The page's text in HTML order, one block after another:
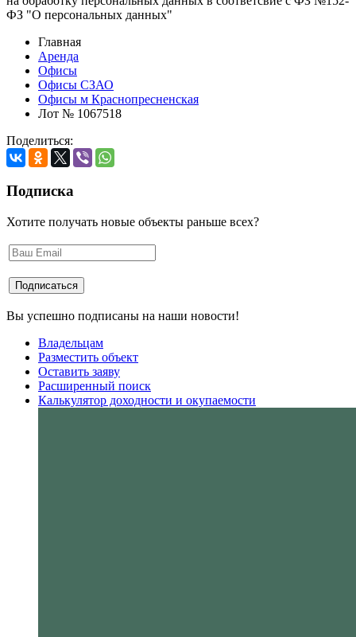
ФЗ "О персональных данных"
Главная
Аренда
Офисы
Офисы СЗАО
Офисы м Краснопресненская
Лот № 1067518
Поделиться:
Подписка
Хотите получать новые объекты раньше всех?
Вы успешно подписаны на наши новости!
Владельцам
Разместить объект
Оставить заяву
Расширенный поиск
Калькулятор доходности и окупаемости